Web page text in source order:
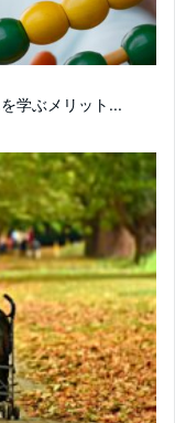
学ぶメリット...